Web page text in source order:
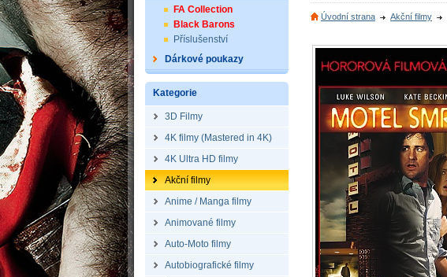
FA Collection
Black Barons
Příslušenství
Dárkové poukazy
Kategorie
3D Filmy
4K filmy (Mastered in 4K)
4K Ultra HD filmy
Akční filmy
Anime / Manga filmy
Animované filmy
Auto-Moto filmy
Autobiografické filmy
Úvodní strana Akční filmy